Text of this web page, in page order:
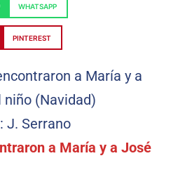
WHATSAPP
PINTEREST
J. Serrano
a María y a José